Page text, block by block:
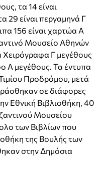
τα 14 είναι
29 είναι περγαμηνά Γ
156 είναι χαρτώα Α
Μουσείο Αθηνών
Χειρόγραφα Γ μεγέθους
Α μεγέθους. Τα έντυπα
Προδρόμου, μετά
σε διάφορες
Εθνική Βιβλιοθήκη, 40
Μουσείου
των Βιβλίων που
της Βουλής των
στην Δημόσια